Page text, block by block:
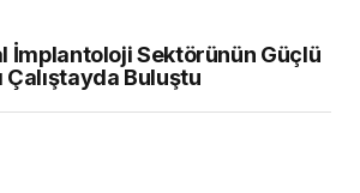
İmplantoloji Sektörünün Güçlü
Çalıştayda Buluştu